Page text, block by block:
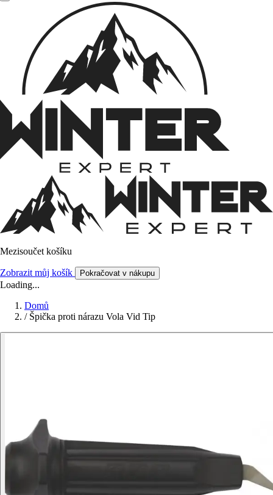
Mezisoučet košíku
Zobrazit můj košík Pokračovat v nákupu
Loading...
Domů
/ Špička proti nárazu Vola Vid Tip